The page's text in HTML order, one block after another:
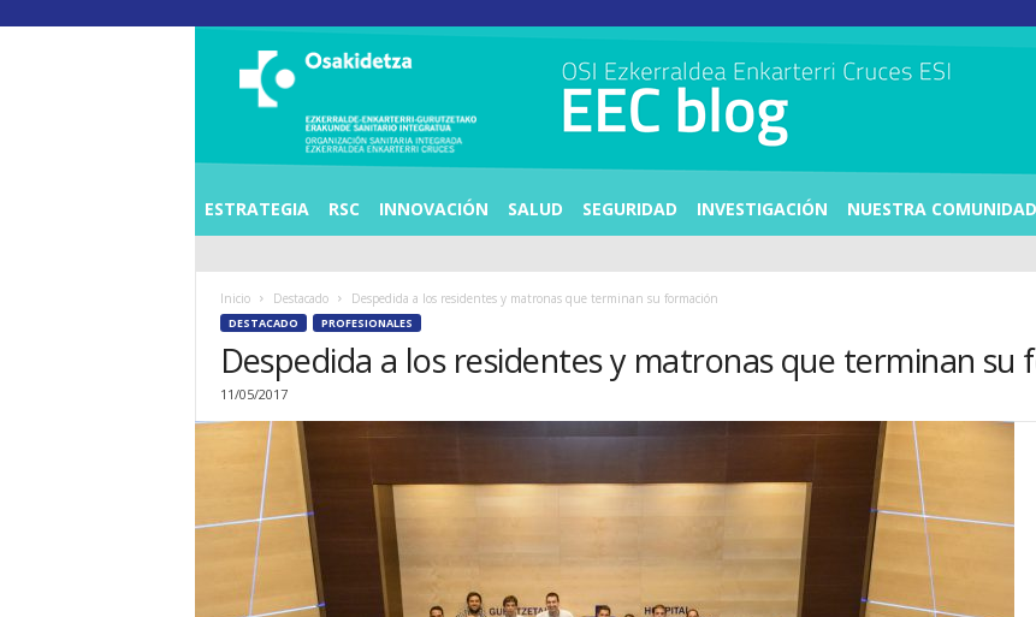
A
N
T
ESTRATEGIA RSC INNOVACIÓN SALUD SEGURIDAD INVESTIGACIÓN NUESTRA COMUNIDAD
Inicio Destacado Despedida a los residentes y matronas que terminan su formación
DESTACADO PROFESIONALES
Despedida a los residentes y matronas que terminan su
11/05/2017